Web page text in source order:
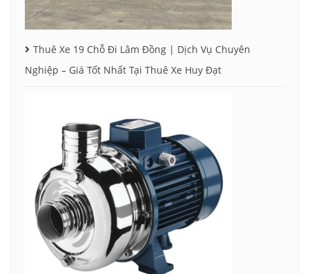
Thuê Xe 19 Chỗ Đi Lâm Đồng | Dịch Vụ Chuyên
Nghiệp – Giá Tốt Nhất Tại Thuê Xe Huy Đạt